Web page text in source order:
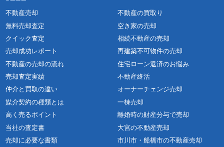
不動産売却
無料売却査定
クイック査定
売却成功レポート
不動産の売却の流れ
売却査定実績
仲介と買取の違い
媒介契約の種類とは
高く売るポイント
当社の査定書
売却に必要な書類
不動産の買取り
空き家の売却
相続不動産の売却
再建築不可物件の売却
住宅ローン返済のお悩み
不動産終活
オーナーチェンジ売却
一棟売却
離婚時の財産分与で売却
大宮の不動産売却
市川市・船橋市の不動産売却